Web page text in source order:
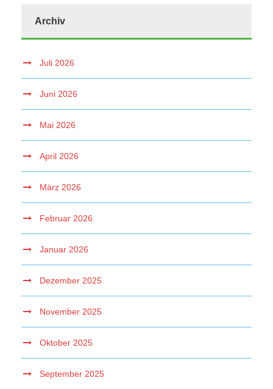
Archiv
Juli 2026
Juni 2026
Mai 2026
April 2026
März 2026
Februar 2026
Januar 2026
Dezember 2025
November 2025
Oktober 2025
September 2025